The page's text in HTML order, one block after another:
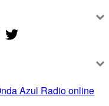
Azul Radio online